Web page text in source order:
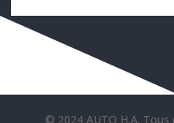
© 2024 AUTO H.A. Tous